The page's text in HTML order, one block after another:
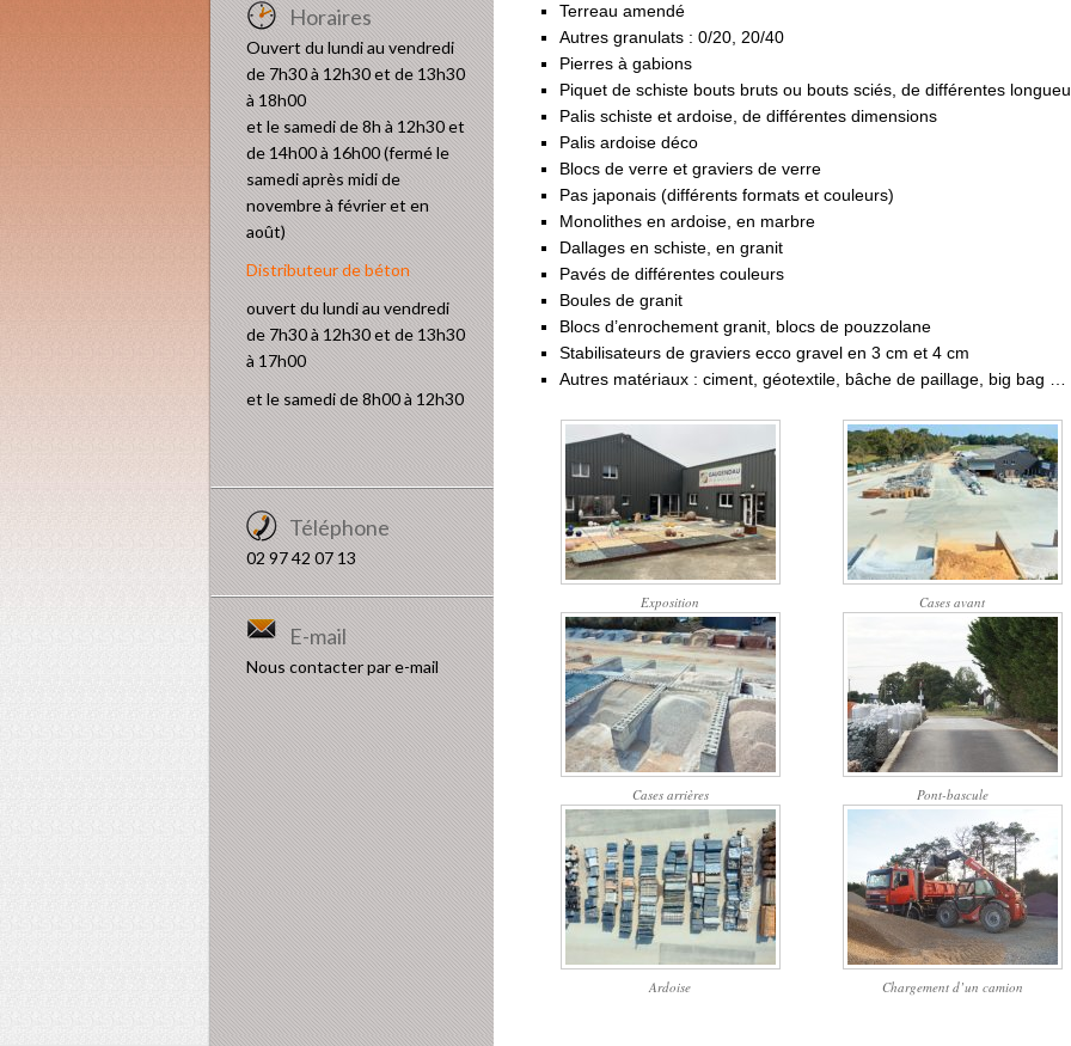
Horaires
Ouvert du lundi au vendredi
de 7h30 à 12h30 et de 13h30
à 18h00
et le samedi de 8h à 12h30 et
de 14h00 à 16h00 (fermé le
samedi après midi de
novembre à février et en
août)
Distributeur de béton
ouvert du lundi au vendredi
de 7h30 à 12h30 et de 13h30
à 17h00
et le samedi de 8h00 à 12h30
Téléphone
02 97 42 07 13
E-mail
Nous contacter par e-mail
Terreau amendé
Autres granulats : 0/20, 20/40
Pierres à gabions
Piquet de schiste bouts bruts ou bouts sciés, de différentes
Palis schiste et ardoise, de différentes dimensions
Palis ardoise déco
Blocs de verre et graviers de verre
Pas japonais (différents formats et couleurs)
Monolithes en ardoise, en marbre
Dallages en schiste, en granit
Pavés de différentes couleurs
Boules de granit
Blocs d’enrochement granit, blocs de pouzzolane
Stabilisateurs de graviers ecco gravel en 3 cm et 4 cm
Autres matériaux : ciment, géotextile, bâche de paillage, big bag …
Exposition Cases avant
Cases arrières Pont-bascule
Ardoise Chargement d’un camion